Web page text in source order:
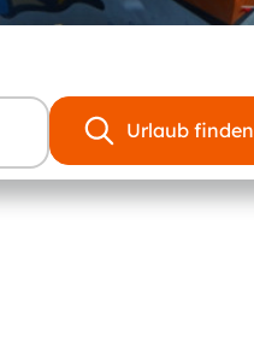
Urlaub finden